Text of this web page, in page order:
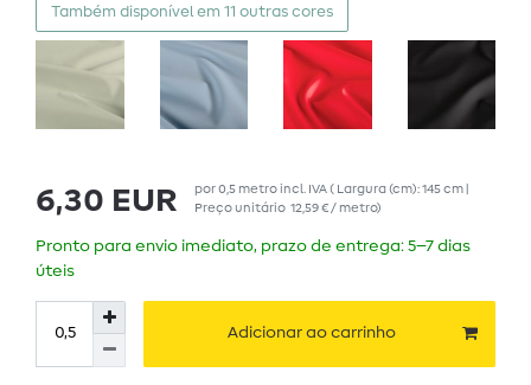
Também disponível em 11 outras cores
6,30 EUR por0,5 metroincl. IVA( Largura (cm): 145 cm |
Preço unitário 12,59 € / metro)
Pronto para envio imediato, prazo de entrega: 5–7 dias
úteis
Adicionar ao carrinho